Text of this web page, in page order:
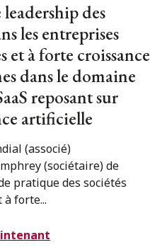
leadership des
les entreprises
et à forte croissance
dans le domaine
reposant sur
artificielle
(associé)
(sociétaire) de
pratique des sociétés
forte...